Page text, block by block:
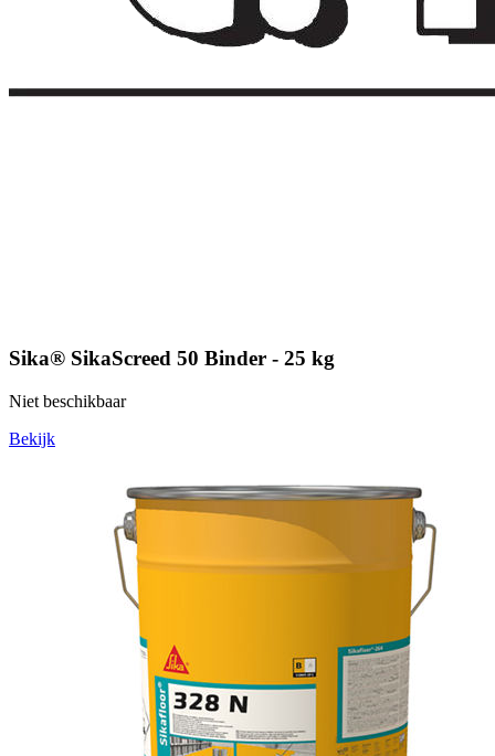
Sika® SikaScreed 50 Binder - 25 kg
Niet beschikbaar
Bekijk